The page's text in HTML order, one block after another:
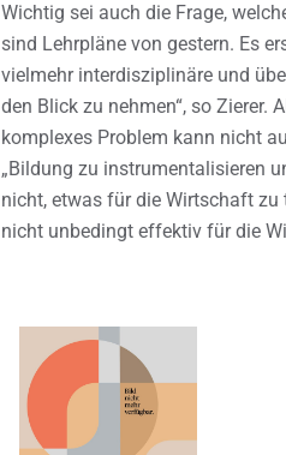
Wichtig sei auch die Frage,
sind Lehrpläne von gestern. Es
vielmehr interdisziplinäre und
den Blick zu nehmen“, so Zierer.
komplexes Problem kann nicht
„Bildung zu instrumentalisieren
nicht, etwas für die Wirtschaft zu
nicht unbedingt effektiv für die